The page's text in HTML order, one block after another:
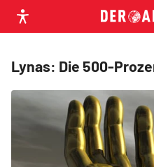
Lynas: Die 500-